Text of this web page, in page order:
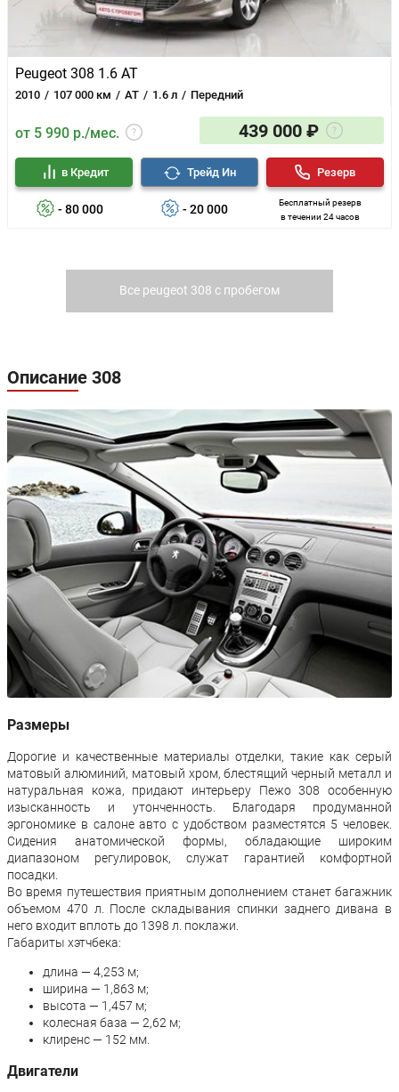
Peugeot 308 1.6 AT
2010 107 000 км AT 1.6 л Передний
от 5 990 р./мес. 439 000 ₽
- 80 000
в Кредит
- 20 000
Трейд Ин
Бесплатный резерв
в течении 24 часов
Резерв
Все peugeot 308 с пробегом
Описание 308
Размеры
Дорогие и качественные материалы отделки, такие как серый
матовый алюминий, матовый хром, блестящий черный металл и
натуральная кожа, придают интерьеру Пежо 308 особенную
изысканность и утонченность. Благодаря продуманной
эргономике в салоне авто с удобством разместятся 5 человек.
Сидения анатомической формы, обладающие широким
диапазоном регулировок, служат гарантией комфортной
посадки.
Во время путешествия приятным дополнением станет багажник
объемом 470 л. После складывания спинки заднего дивана в
него входит вплоть до 1398 л. поклажи.
Габариты хэтчбека:
длина — 4,253 м;
ширина — 1,863 м;
высота — 1,457 м;
колесная база — 2,62 м;
клиренс — 152 мм.
Двигатели